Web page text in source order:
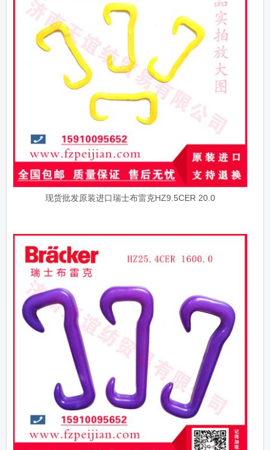
现货批发原装进口瑞士布雷克HZ9.5CER 20.0